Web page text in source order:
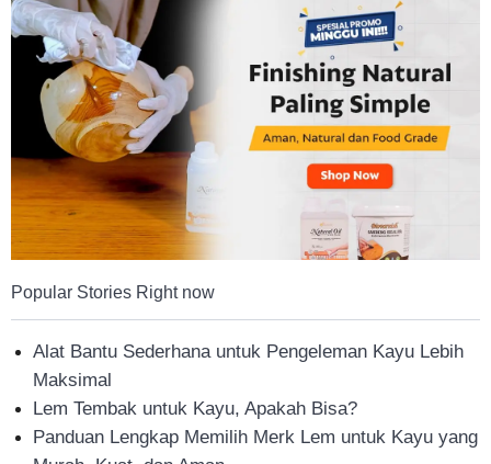
Lama
Popular Stories Right now
Alat Bantu Sederhana untuk Pengeleman Kayu Lebih
Maksimal
Lem Tembak untuk Kayu, Apakah Bisa?
Panduan Lengkap Memilih Merk Lem untuk Kayu yang